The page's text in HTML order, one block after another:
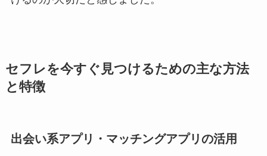
セフレを今すぐ見つけるための主な方法
と特徴
出会い系アプリ・マッチングアプリの活用